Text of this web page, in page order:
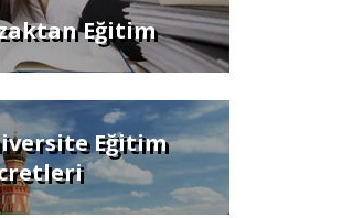
Eğitim
Eğitim